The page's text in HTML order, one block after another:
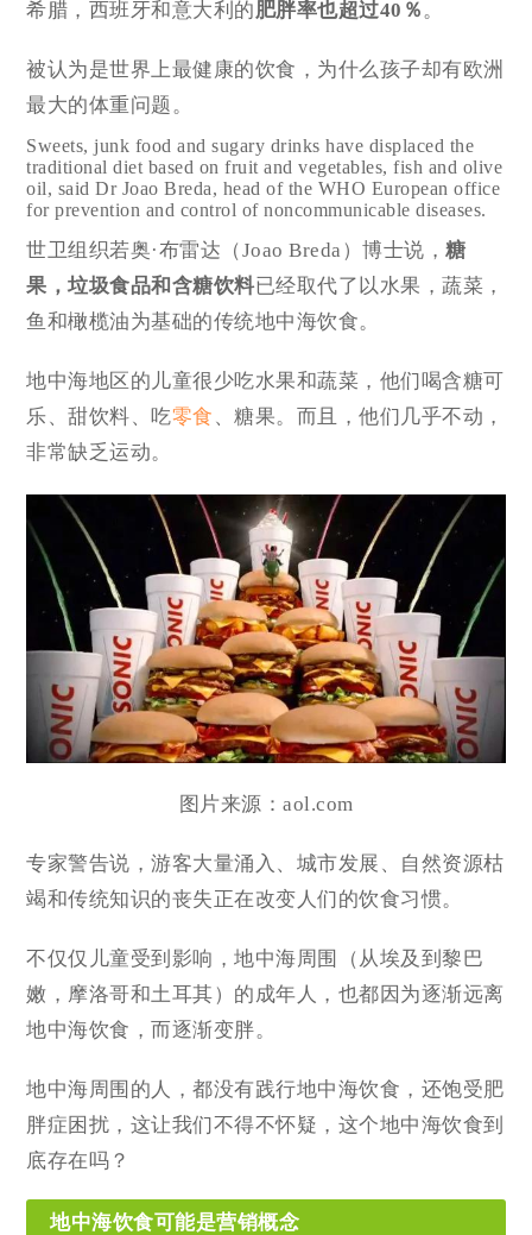
希腊，西班牙和意大利的肥胖率也超过40％。
被认为是世界上最健康的饮食，为什么孩子却有欧洲
最大的体重问题。
Sweets, junk food and sugary drinks have displaced the
traditional diet based on fruit and vegetables, fish and olive
oil, said Dr Joao Breda, head of the WHO European office
for prevention and control of noncommunicable diseases.
世卫组织若奥·布雷达（Joao Breda）博士说，糖
果，垃圾食品和含糖饮料已经取代了以水果，蔬菜，
鱼和橄榄油为基础的传统地中海饮食。
地中海地区的儿童很少吃水果和蔬菜，他们喝含糖可
乐、甜饮料、吃零食 、糖果。而且，他们几乎不动，
非常缺乏运动。
图片来源：aol.com
专家警告说，游客大量涌入、城市发展、自然资源枯
竭和传统知识的丧失正在改变人们的饮食习惯。
不仅仅儿童受到影响，地中海周围（从埃及到黎巴
嫩，摩洛哥和土耳其）的成年人，也都因为逐渐远离
地中海饮食，而逐渐变胖。
地中海周围的人，都没有践行地中海饮食，还饱受肥
胖症困扰，这让我们不得不怀疑，这个地中海饮食到
底存在吗？
地中海饮食可能是营销概念